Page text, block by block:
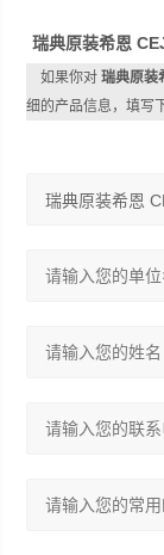
瑞典原装希恩
如果你对瑞典原装
细的产品信息，填写